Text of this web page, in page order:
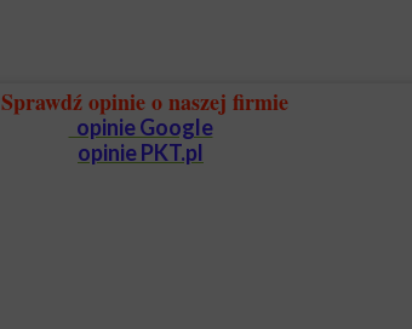
Sprawdź opinie o naszej firmie
opinie Google
opinie PKT.pl